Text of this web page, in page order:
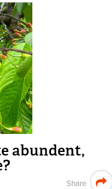
abundent,
Share